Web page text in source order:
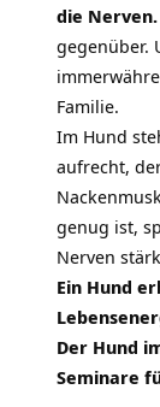
die Nerven.
gegenüber.
Familie.
Im Hund
aufrecht,
genug ist,
Nerven
Ein Hund
Der Hund
Seminare